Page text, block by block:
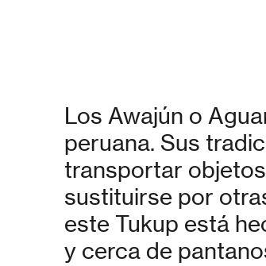
Los Awajún o
peruana. Sus
transportar
sustituirse por
este Tukup está
y cerca de